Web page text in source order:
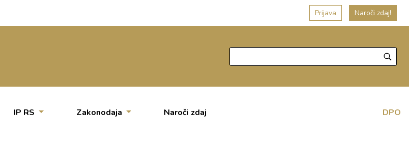
Prijava Naroči zdaj!
IP RS Zakonodaja Naroči zdaj DPO